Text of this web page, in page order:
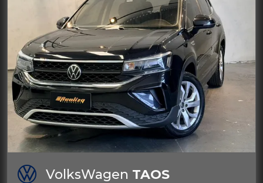
VolksWagen TAOS